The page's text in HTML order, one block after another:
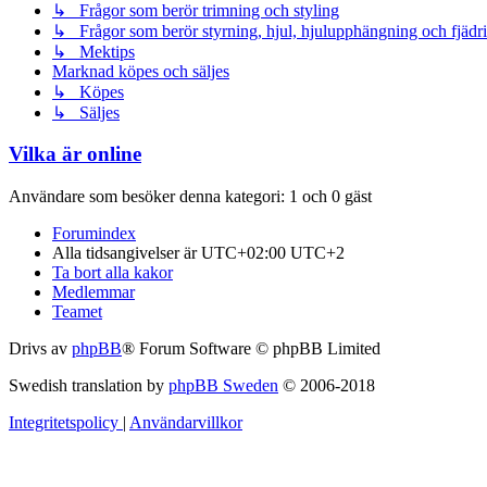
↳ Frågor som berör trimning och styling
↳ Frågor som berör styrning, hjul, hjulupphängning och
↳ Mektips
Marknad köpes och säljes
↳ Köpes
↳ Säljes
Vilka är online
Användare som besöker denna kategori: 1 och 0 gäst
Forumindex
Alla tidsangivelser är UTC+02:00 UTC+2
Ta bort alla kakor
Medlemmar
Teamet
Drivs av phpBB® Forum Software © phpBB Limited
Swedish translation by phpBB Sweden © 2006-2018
Integritetspolicy | Användarvillkor